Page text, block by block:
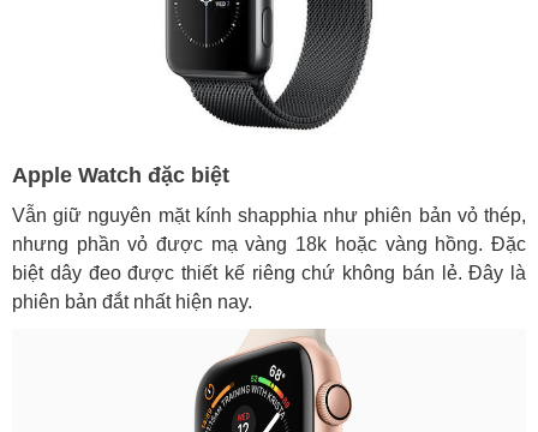
Apple Watch đặc biệt
Vẫn giữ nguyên mặt kính shapphia như phiên bản vỏ thép,
nhưng phần vỏ được mạ vàng 18k hoặc vàng hồng. Đặc
biệt dây đeo được thiết kế riêng chứ không bán lẻ. Đây là
phiên bản đắt nhất hiện nay.